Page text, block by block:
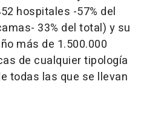
hospitales -57% del
33% del total) y su
más de 1.500.000
de cualquier tipología
todas las que se llevan